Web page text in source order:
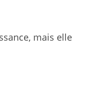
mais elle